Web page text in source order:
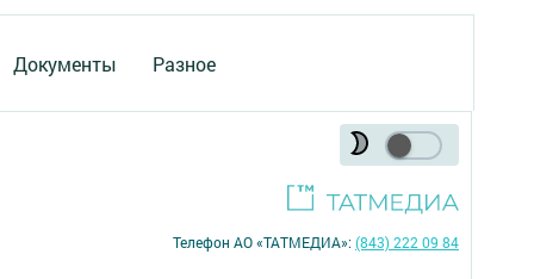
Документы Разное
Телефон АО «ТАТМЕДИА»:(843) 222 09 84